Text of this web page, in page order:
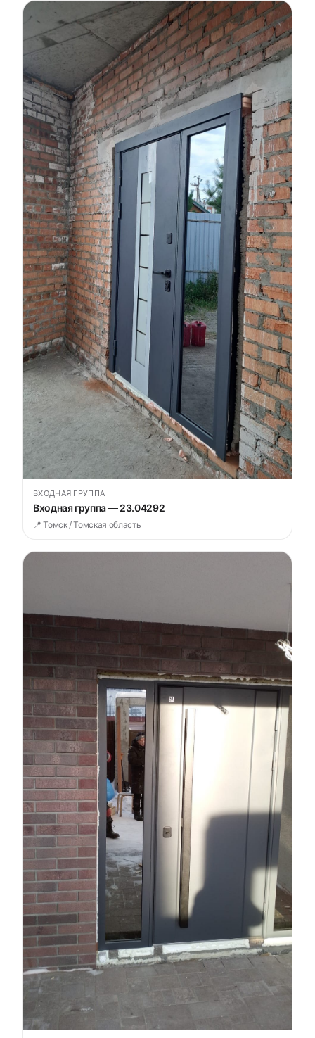
ВХОДНАЯ ГРУППА
Входная группа — 23.04292
📍 Томск / Томская область